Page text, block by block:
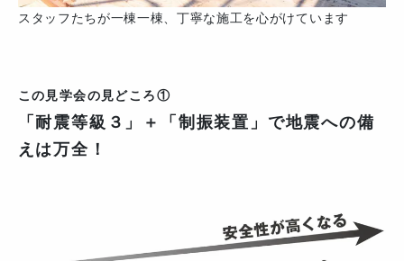
スタッフたちが一棟一棟、丁寧な施工を心がけています
この見学会の見どころ①
「耐震等級３」＋「制振装置」で地震への備
えは万全！